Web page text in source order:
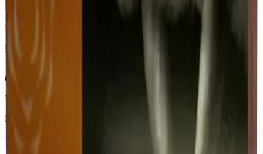
Крепость
Капсула
Вкусы
Описание
Табак с нотками ягод
Похожие товары
18+